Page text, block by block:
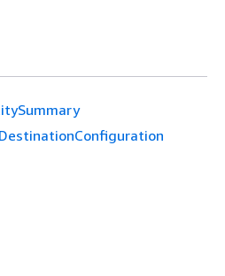
DestinationConfiguration